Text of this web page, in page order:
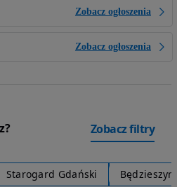
Zobacz ogłoszenia
Zobacz ogłoszenia
Zobacz filtry
Starogard Gdański Będzieszyn